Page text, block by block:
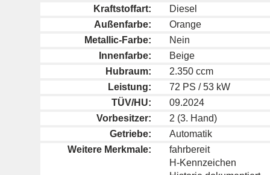
Kraftstoffart:
Diesel
Außenfarbe:
Orange
Metallic-Farbe:
Nein
Innenfarbe:
Beige
Hubraum:
2.350 ccm
Leistung:
72 PS / 53 kW
TÜV/HU:
09.2024
Vorbesitzer:
2 (3. Hand)
Getriebe:
Automatik
Weitere Merkmale:
fahrbereit
H-Kennzeichen